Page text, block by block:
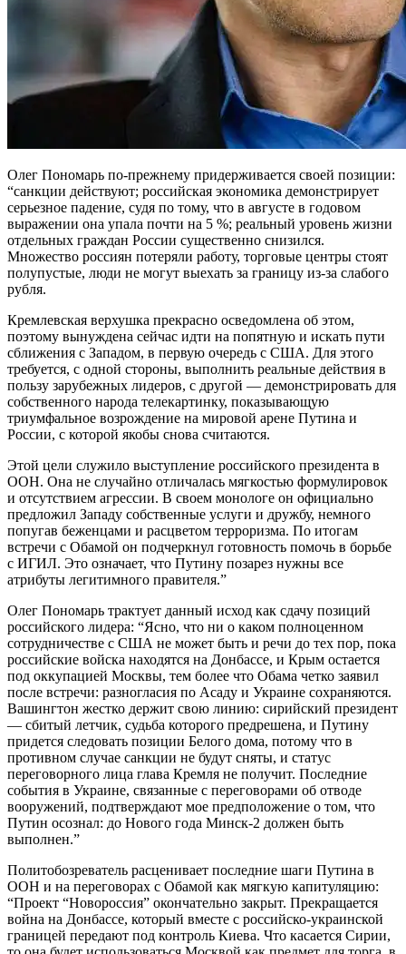
Олег Пономарь по-прежнему придерживается своей позиции:
“санкции действуют; российская экономика демонстрирует
серьезное падение, судя по тому, что в августе в годовом
выражении она упала почти на 5 %; реальный уровень жизни
отдельных граждан России существенно снизился.
Множество россиян потеряли работу, торговые центры стоят
полупустые, люди не могут выехать за границу из-за слабого
рубля.
Кремлевская верхушка прекрасно осведомлена об этом,
поэтому вынуждена сейчас идти на попятную и искать пути
сближения с Западом, в первую очередь с США. Для этого
требуется, с одной стороны, выполнить реальные действия в
пользу зарубежных лидеров, с другой — демонстрировать для
собственного народа телекартинку, показывающую
триумфальное возрождение на мировой арене Путина и
России, с которой якобы снова считаются.
Этой цели служило выступление российского президента в
ООН. Она не случайно отличалась мягкостью формулировок
и отсутствием агрессии. В своем монологе он официально
предложил Западу собственные услуги и дружбу, немного
попугав беженцами и расцветом терроризма. По итогам
встречи с Обамой он подчеркнул готовность помочь в борьбе
с ИГИЛ. Это означает, что Путину позарез нужны все
атрибуты легитимного правителя.”
Олег Пономарь трактует данный исход как сдачу позиций
российского лидера: “Ясно, что ни о каком полноценном
сотрудничестве с США не может быть и речи до тех пор, пока
российские войска находятся на Донбассе, и Крым остается
под оккупацией Москвы, тем более что Обама четко заявил
после встречи: разногласия по Асаду и Украине сохраняются.
Вашингтон жестко держит свою линию: сирийский президент
— сбитый летчик, судьба которого предрешена, и Путину
придется следовать позиции Белого дома, потому что в
противном случае санкции не будут сняты, и статус
переговорного лица глава Кремля не получит. Последние
события в Украине, связанные с переговорами об отводе
вооружений, подтверждают мое предположение о том, что
Путин осознал: до Нового года Минск-2 должен быть
выполнен.”
Политобозреватель расценивает последние шаги Путина в
ООН и на переговорах с Обамой как мягкую капитуляцию:
“Проект “Новороссия” окончательно закрыт. Прекращается
война на Донбассе, который вместе с российско-украинской
границей передают под контроль Киева. Что касается Сирии,